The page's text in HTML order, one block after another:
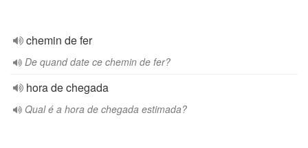
chemin de fer
De quand date ce chemin de fer?
hora de chegada
Qual é a hora de chegada estimada?